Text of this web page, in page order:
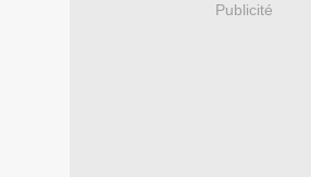
Publicité